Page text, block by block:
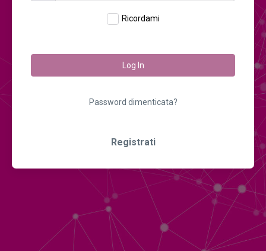
Ricordami
Log In
Password dimenticata?
Registrati